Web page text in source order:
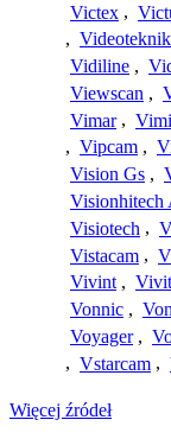
Victex ,
,
Vidiline ,
Viewscan ,
Vimar ,
, Vipcam ,
Vision Gs ,
Visionhitech
Visiotech ,
Vistacam ,
Vivint ,
Vonnic ,
Voyager ,
, Vstarcam ,
Więcej źródeł